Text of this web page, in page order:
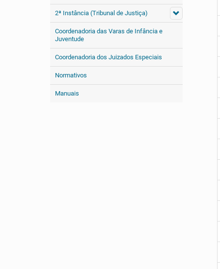
2ª Instância (Tribunal de Justiça)
Coordenadoria das Varas de Infância e
Juventude
Coordenadoria dos Juizados Especiais
Normativos
Manuais